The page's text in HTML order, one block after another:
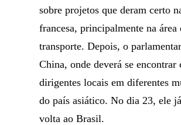
sobre projetos que deram certo
francesa, principalmente na área
transporte. Depois, o
China, onde deverá se encontrar
dirigentes locais em diferentes
do país asiático. No dia 23, ele
volta ao Brasil.